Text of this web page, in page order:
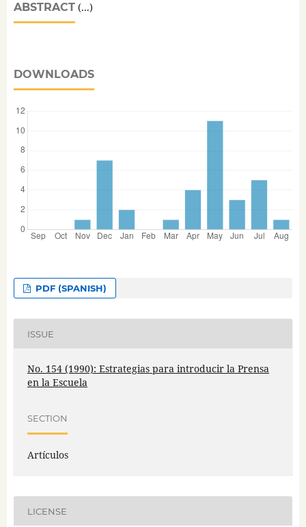
ABSTRACT(...)
DOWNLOADS
PDF (SPANISH)
ISSUE
No. 154 (1990): Estrategias para introducir la Prensa
en la Escuela
SECTION
Artículos
LICENSE